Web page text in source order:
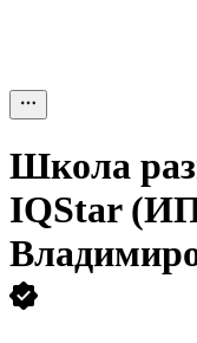
Школа
IQStar